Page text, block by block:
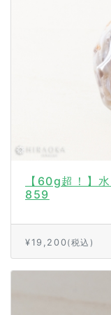
【60g超！】
859
¥19,200(税込)